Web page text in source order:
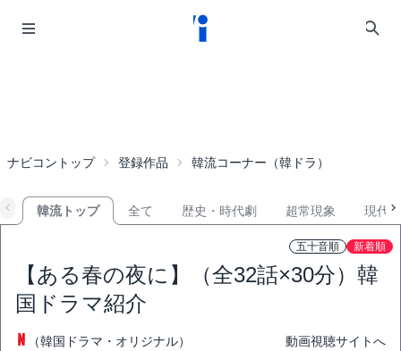
ナビコントップ 登録作品 韓流コーナー（韓ドラ）
韓流トップ 全て 歴史・時代劇 超常現象 現代
五十音順 新着順
【ある春の夜に】（全32話×30分）韓
国ドラマ紹介
（韓国ドラマ・オリジナル） 動画視聴サイトへ